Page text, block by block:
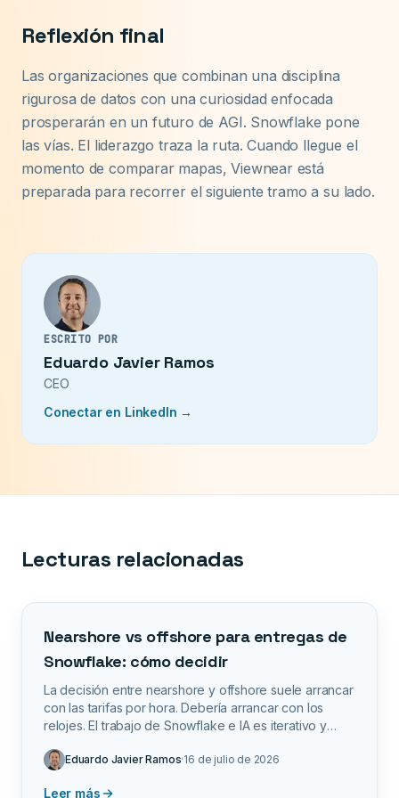
Reflexión final
Las organizaciones que combinan una disciplina
rigurosa de datos con una curiosidad enfocada
prosperarán en un futuro de AGI. Snowflake pone
las vías. El liderazgo traza la ruta. Cuando llegue el
momento de comparar mapas, Viewnear está
preparada para recorrer el siguiente tramo a su lado.
ESCRITO POR
Eduardo Javier Ramos
CEO
Conectar en LinkedIn →
Lecturas relacionadas
Nearshore vs offshore para entregas de
Snowflake: cómo decidir
La decisión entre nearshore y offshore suele arrancar
con las tarifas por hora. Debería arrancar con los
relojes. El trabajo de Snowflake e IA es iterativo y
traslape de zona horaria le gana a una tarifa más baja.
Eduardo Javier Ramos·16 de julio de 2026
Leer más